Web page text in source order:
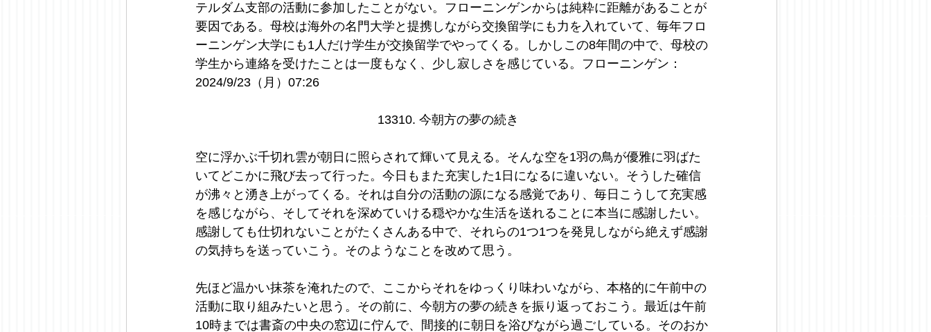
テルダム支部の活動に参加したことがない。フローニンゲンからは純粋に距離があることが
要因である。母校は海外の名門大学と提携しながら交換留学にも力を入れていて、毎年フロ
ーニンゲン大学にも1人だけ学生が交換留学でやってくる。しかしこの8年間の中で、母校の
学生から連絡を受けたことは一度もなく、少し寂しさを感じている。フローニンゲン：
2024/9/23（月）07:26
13310. 今朝方の夢の続き
空に浮かぶ千切れ雲が朝日に照らされて輝いて見える。そんな空を1羽の鳥が優雅に羽ばた
いてどこかに飛び去って行った。今日もまた充実した1日になるに違いない。そうした確信
が沸々と湧き上がってくる。それは自分の活動の源になる感覚であり、毎日こうして充実感
を感じながら、そしてそれを深めていける穏やかな生活を送れることに本当に感謝したい。
感謝しても仕切れないことがたくさんある中で、それらの1つ1つを発見しながら絶えず感謝
の気持ちを送っていこう。そのようなことを改めて思う。
先ほど温かい抹茶を淹れたので、ここからそれをゆっくり味わいながら、本格的に午前中の
活動に取り組みたいと思う。その前に、今朝方の夢の続きを振り返っておこう。最近は午前
10時までは書斎の中央の窓辺に佇んで、間接的に朝日を浴びながら過ごしている。そのおか